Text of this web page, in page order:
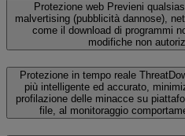
Protezione web Previeni
malvertising (pubblicità dannose),
come il download di programmi
modifiche non
Protezione in tempo reale
più intelligente ed accurato,
profilazione delle minacce su
file, al monitoraggio